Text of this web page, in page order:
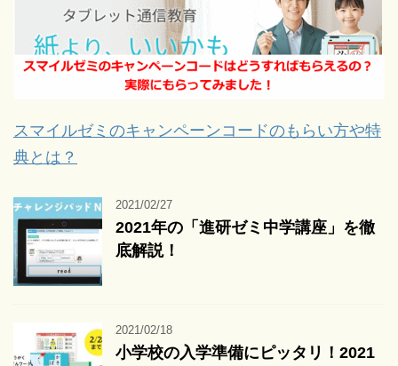
スマイルゼミのキャンペーンコードのもらい方や特
典とは？
2021/02/27
2021年の「進研ゼミ中学講座」を徹
底解説！
2021/02/18
小学校の入学準備にピッタリ！2021